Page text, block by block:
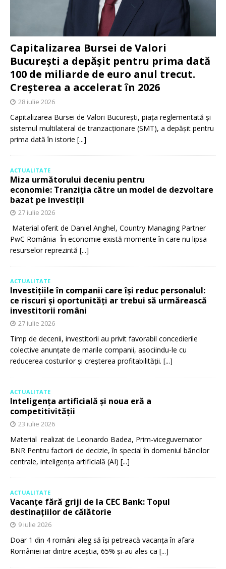
Capitalizarea Bursei de Valori
București a depășit pentru prima dată
100 de miliarde de euro anul trecut.
Creșterea a accelerat în 2026
28 iulie 2026
Capitalizarea Bursei de Valori București, piața reglementată și
sistemul multilateral de tranzacționare (SMT), a depășit pentru
prima dată în istorie [...]
ACTUALITATE
Miza următorului deceniu pentru
economie: Tranziția către un model de dezvoltare
bazat pe investiții
27 iulie 2026
Material oferit de Daniel Anghel, Country Managing Partner
PwC România În economie există momente în care nu lipsa
resurselor reprezintă [...]
ACTUALITATE
Investițiile în companii care își reduc personalul:
ce riscuri și oportunități ar trebui să urmărească
investitorii români
27 iulie 2026
Timp de decenii, investitorii au privit favorabil concedierile
colective anunțate de marile companii, asociindu-le cu
reducerea costurilor și creșterea profitabilității. [...]
ACTUALITATE
Inteligența artificială și noua eră a
competitivității
23 iulie 2026
Material realizat de Leonardo Badea, Prim-viceguvernator
BNR Pentru factorii de decizie, în special în domeniul băncilor
centrale, inteligența artificială (AI) [...]
ACTUALITATE
Vacanțe fără griji de la CEC Bank: Topul
destinațiilor de călătorie
9 iulie 2026
Doar 1 din 4 români aleg să își petreacă vacanța în afara
României iar dintre aceștia, 65% și-au ales ca [...]